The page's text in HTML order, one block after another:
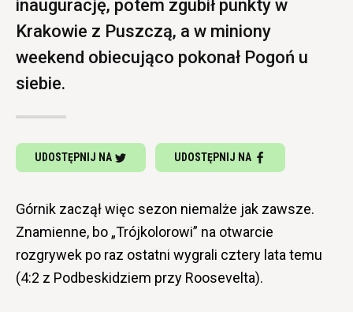
inaugurację, potem zgubił punkty w
Krakowie z Puszczą, a w miniony
weekend obiecująco pokonał Pogoń u
siebie.
UDOSTĘPNIJ NA UDOSTĘPNIJ NA
Górnik zaczął więc sezon niemalże jak zawsze.
Znamienne, bo „Trójkolorowi” na otwarcie
rozgrywek po raz ostatni wygrali cztery lata temu
(4:2 z Podbeskidziem przy Roosevelta).